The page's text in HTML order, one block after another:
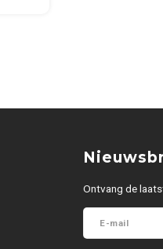
Ontvang de